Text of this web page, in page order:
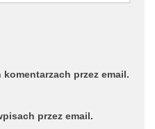
przez email.
przez email.